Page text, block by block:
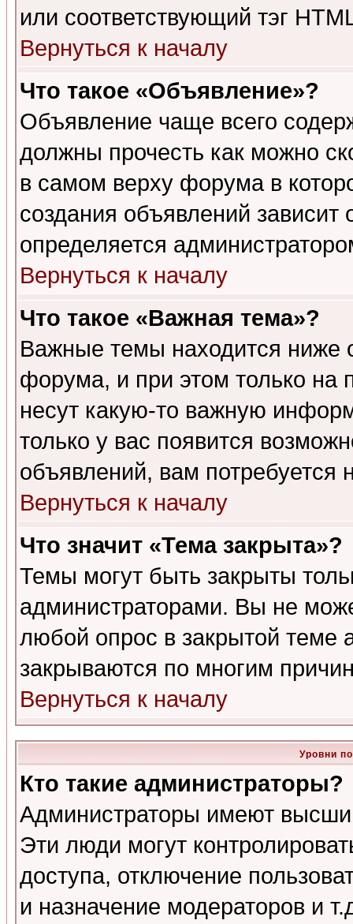
или соответствующий тэг
Вернуться к началу
Что такое «Объявление»?
Объявление чаще всего
должны прочесть как можно
в самом верху форума в
создания объявлений зависит
определяется
Вернуться к началу
Что такое «Важная тема»?
Важные темы находится ниже
форума, и при этом только на
несут какую-то важную
только у вас появится
объявлений, вам потребуется
Вернуться к началу
Что значит «Тема закрыта»?
Темы могут быть закрыты
администраторами. Вы не
любой опрос в закрытой теме
закрываются по многим
Вернуться к началу
Уровни
Кто такие администраторы?
Администраторы имеют
Эти люди могут
доступа, отключение
и назначение модераторов и